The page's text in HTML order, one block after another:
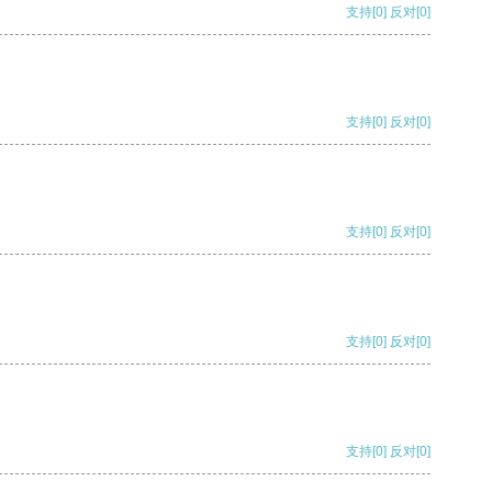
支持[0] 反对[0]
支持[0] 反对[0]
支持[0] 反对[0]
支持[0] 反对[0]
支持[0] 反对[0]